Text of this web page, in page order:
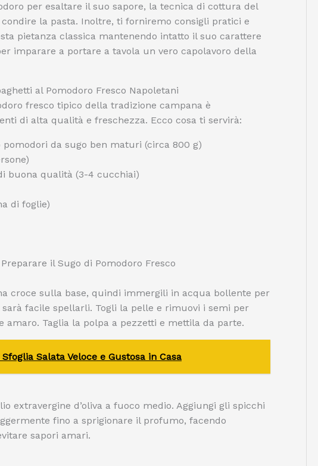
per esaltare il suo sapore, la tecnica di cottura del
la pasta. Inoltre, ti forniremo consigli pratici e
pietanza classica mantenendo intatto il suo carattere
imparare a portare a tavola un vero capolavoro della
al Pomodoro Fresco Napoletani
fresco tipico della tradizione campana è
di alta qualità e freschezza. Ecco cosa ti servirà:
pomodori da sugo ben maturi (circa 800 g)
buona qualità (3-4 cucchiai)
di foglie)
il Sugo di Pomodoro Fresco
croce sulla base, quindi immergili in acqua bollente per
facile spellarli. Togli la pelle e rimuovi i semi per
amaro. Taglia la polpa a pezzetti e mettila da parte.
Salata Veloce e Gustosa in Casa
extravergine d’oliva a fuoco medio. Aggiungi gli spicchi
fino a sprigionare il profumo, facendo
sapori amari.